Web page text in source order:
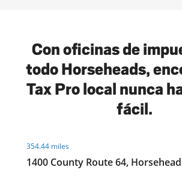
Con oficinas de
todo Horseheads,
Tax Pro local nunca
fácil.
354.44 miles
1400 County Route 64,